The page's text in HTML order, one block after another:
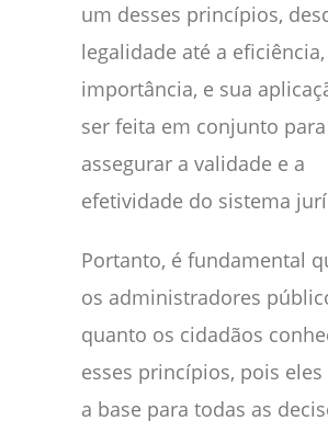
um desses princípios,
legalidade até a
importância, e sua
ser feita em conjunto para
assegurar a validade e a
efetividade do sistema
Portanto, é fundamental
os administradores
quanto os cidadãos
esses princípios, pois
a base para todas as